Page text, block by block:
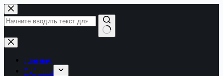
Перейти
к
сути
Ничего
не
найденоГлавная
Рубрики